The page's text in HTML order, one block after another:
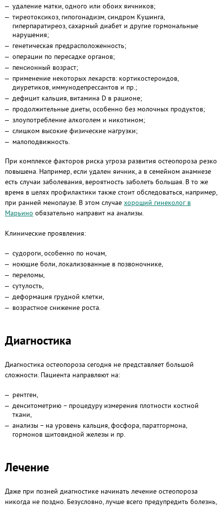
удаление матки, одного или обоих яичников;
тиреотоксикоз, гипогонадизм, синдром Кушинга,
гиперпаратиреоз, сахарный диабет и другие гормональные
нарушения;
генетическая предрасположенность;
операции по пересадке органов;
пенсионный возраст;
применение некоторых лекарств: кортикостероидов,
диуретиков, иммунодепрессантов и пр.;
дефицит кальция, витамина D в рационе;
продолжительные диеты, особенно без молочных продуктов;
злоупотребление алкоголем и никотином;
слишком высокие физические нагрузки;
малоподвижность.
При комплексе факторов риска угроза развития остеопороза резко
повышена. Например, если удален яичник, а в семейном анамнезе
есть случаи заболевания, вероятность заболеть большая. В то же
время в целях профилактики также стоит обследоваться, например,
при ранней менопаузе. В этом случае хороший гинеколог в
Марьино обязательно направит на анализы.
Клинические проявления:
судороги, особенно по ночам,
ноющие боли, локализованные в позвоночнике,
переломы,
сутулость,
деформация грудной клетки,
возрастное снижение роста.
Диагностика
Диагностика остеопороза сегодня не представляет большой
сложности. Пациента направляют на:
рентген,
денситометрию – процедуру измерения плотности костной
ткани,
анализы – на уровень кальция, фосфора, паратгормона,
гормонов щитовидной железы и пр.
Лечение
Даже при позней диагностике начинать лечение остеопороза
никогда не поздно. Безусловно, лучше всего предупредить болезнь,